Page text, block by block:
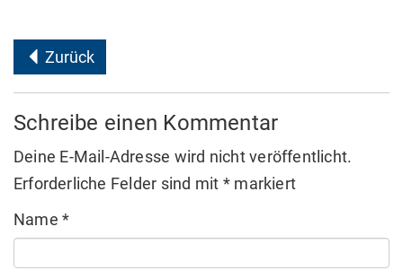
Zurück
Schreibe einen Kommentar
Deine E-Mail-Adresse wird nicht veröffentlicht.
Erforderliche Felder sind mit * markiert
Name*